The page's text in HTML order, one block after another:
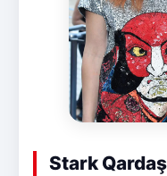
Stark